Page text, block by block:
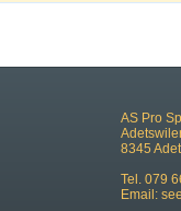
AS Pro
8345
Tel. 079
Email: